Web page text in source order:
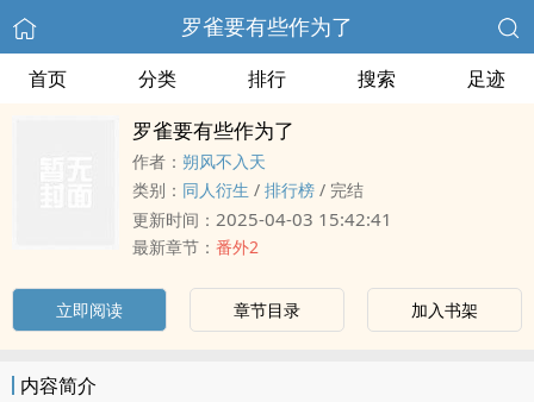
罗雀要有些作为了
首页 分类 排行 搜索 足迹
罗雀要有些作为了
作者： 朔风不入天
类别： 同人衍生 / 排行榜 / 完结
更新时间： 2025-04-03 15:42:41
最新章节： 番外2
立即阅读 章节目录 加入书架
内容简介